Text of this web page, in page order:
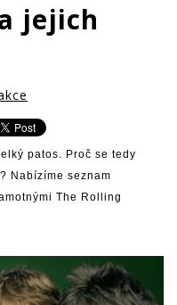
jejich
patos. Proč se tedy
Nabízíme seznam
The Rolling